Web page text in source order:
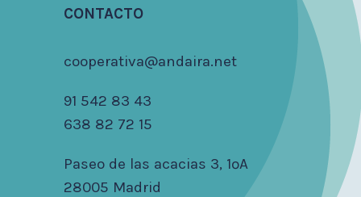
CONTACTO
cooperativa@andaira.net
91 542 83 43
638 82 72 15
Paseo de las acacias 3, 1ºA
28005 Madrid